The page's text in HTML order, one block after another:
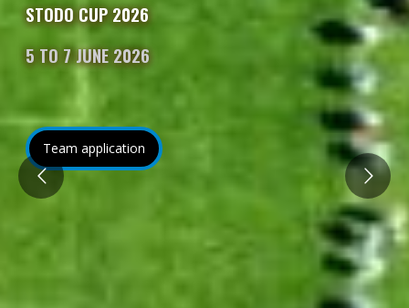
STODO CUP 2026
5 TO 7 JUNE 2026
Team application